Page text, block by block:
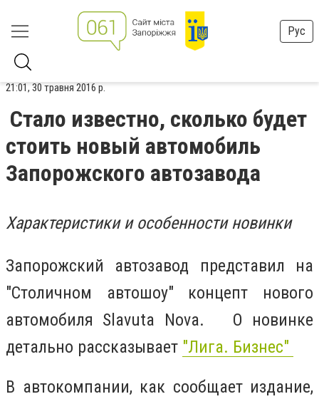
Рус
21:01, 30 травня 2016 р.
Стало известно, сколько будет
стоить новый автомобиль
Запорожского автозавода
Характеристики и особенности новинки
Запорожский автозавод представил на
"Столичном автошоу" концепт нового
автомобиля Slavuta Nova. О новинке
детально рассказывает "Лига. Бизнес"
В автокомпании, как сообщает издание,